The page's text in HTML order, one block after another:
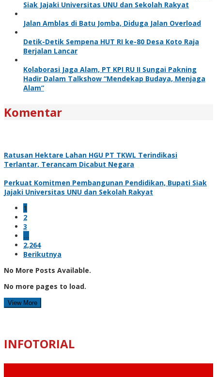
Siak Jajaki Universitas UNU dan Sekolah Rakyat
Jalan Amblas di Batu Jomba, Diduga Jalan Overload
Detik-Detik Sempena HUT RI ke-80 Desa Koto Raja
Berjalan Lancar
Kolaborasi Jaga Alam, PT KPI RU II Sungai Pakning
Hadir Dalam Talkshow “Mendekap Budaya, Menjaga
Alam”
Komentar
Ratusan Hektare Lahan HGU PT TKWL Terindikasi
Terlantar, Terancam Dicabut Negara
Perkuat Komitmen Pembangunan Pendidikan, Bupati Siak
Jajaki Universitas UNU dan Sekolah Rakyat
1
2
3
…
2,264
Berikutnya
No More Posts Available.
No more pages to load.
View More
INFOTORIAL